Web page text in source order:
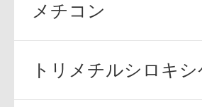
メチコン
トリメチルシロキ